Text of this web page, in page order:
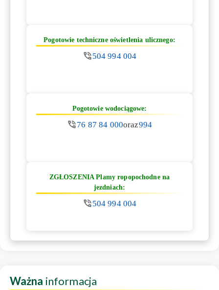
Pogotowie techniczne oświetlenia ulicznego:
504 994 004
Pogotowie wodociągowe:
76 87 84 000oraz994
ZGŁOSZENIA Plamy ropopochodne na
jezdniach:
504 994 004
Ważna informacja